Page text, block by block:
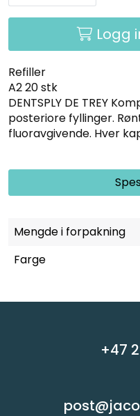
Logg
Refiller
A2 20 stk
DENTSPLY DE TREY
posteriore fyllinger.
fluoravgivende. Hver
Mengde i forpakning
Farge
+47